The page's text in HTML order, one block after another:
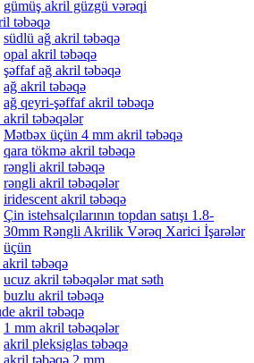
gümüş akril güzgü vərəqi
təbəqə
südlü ağ akril təbəqə
opal akril təbəqə
şəffaf ağ akril təbəqə
ağ akril təbəqə
ağ qeyri-şəffaf akril təbəqə
təbəqələr
Mətbəx üçün 4 mm akril təbəqə
qara tökmə akril təbəqə
rəngli akril təbəqə
rəngli akril təbəqələr
iridescent akril təbəqə
Çin istehsalçılarının topdan satışı 1.8-
30mm Rəngli Akrilik Vərəq Xarici İşarələr
üçün
təbəqə
ucuz akril təbəqələr mat səth
buzlu akril təbəqə
akril təbəqə
1 mm akril təbəqələr
akril pleksiglas təbəqə
akril təbəqə 2 mm